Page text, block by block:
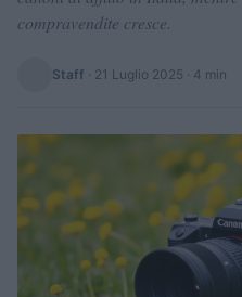
compravendite cresce.
Staff · 21 Luglio 2025 · 4 min